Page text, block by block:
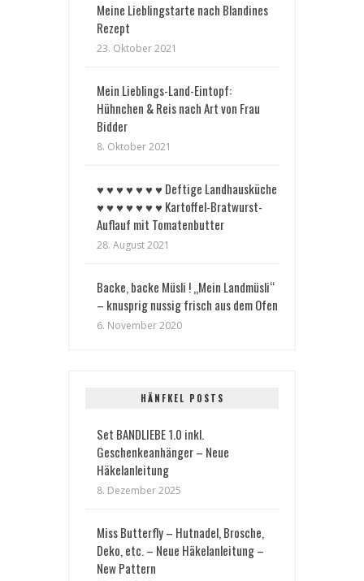
Meine Lieblingstarte nach Blandines
Rezept
23. Oktober 2021
Mein Lieblings-Land-Eintopf:
Hühnchen & Reis nach Art von Frau
Bidder
8. Oktober 2021
♥︎ ♥︎ ♥︎ ♥︎ ♥︎ ♥︎ ♥︎ Deftige Landhausküche
♥︎ ♥︎ ♥︎ ♥︎ ♥︎ ♥︎ ♥︎ Kartoffel-Bratwurst-
Auflauf mit Tomatenbutter
28. August 2021
Backe, backe Müsli ! „Mein Landmüsli“
– knusprig nussig frisch aus dem Ofen
6. November 2020
HÄNFKEL POSTS
Set BANDLIEBE 1.0 inkl.
Geschenkeanhänger – Neue
Häkelanleitung
8. Dezember 2025
Miss Butterfly – Hutnadel, Brosche,
Deko, etc. – Neue Häkelanleitung –
New Pattern